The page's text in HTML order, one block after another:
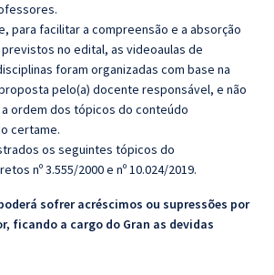
para facilitar a compreensão e a absorção
no edital, as videoaulas de
foram organizadas com base na
pelo(a) docente responsável, e não
ordem dos tópicos do conteúdo
certame.
os seguintes tópicos do
nº 3.555/2000 e nº 10.024/2019.
sofrer acréscimos ou supressões por
ficando a cargo do Gran as devidas